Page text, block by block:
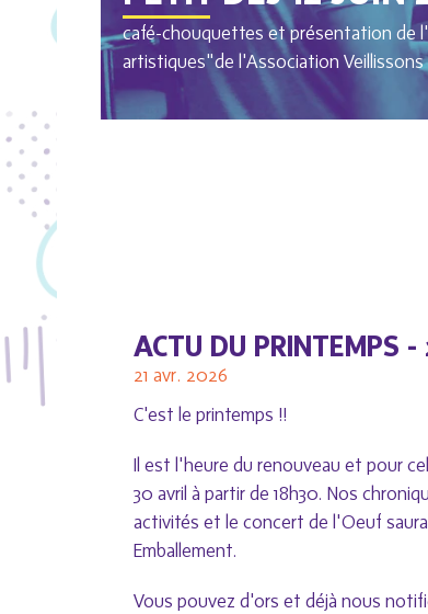
café-chouquettes et présentation de
artistiques"de l'Association Veillissons
ACTU DU PRINTEMPS
21 avr. 2026
C'est le printemps !!
Il est l'heure du renouveau et pour
30 avril à partir de 18h30. Nos
activités et le concert de l'Oeuf
Emballement.
Vous pouvez d'ors et déjà nous